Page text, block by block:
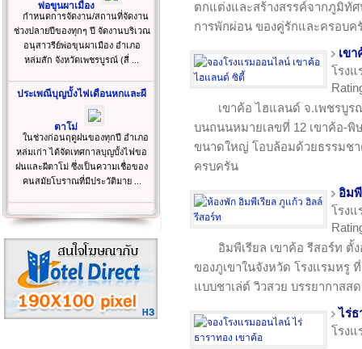
พ่อขุนผาเมือง
กำหนดการจัดงาน/สถานที่จัดงาน
ช่วงปลายปีของทุกๆ ปี จัดงานบริเวณ
อนุสาวรีย์พ่อขุนผาเมือง อำเภอ
หล่มสัก จังหวัดเพชรบูรณ์ (สี่ ...
ประเพณีบุญบั้งไฟเดือนหกและผี
ตาโม่
ในช่วงก่อนฤดูฝนของทุกปี อำเภอ
หล่มเก่า ได้จัดเทศกาลบุญบั้งไฟขอ
ฝนและผีตาโม่ ซึ่งเป็นความเชื่อของ
คนสมัยโบราณที่มีประวัติมาย ...
ตกแต่งและสร้างสรรค์จากภูมิทั
การพักผ่อน ของคู่รักและครอบค
เข
โรง
เขาค้อ ไฮแลนด์ จ.เพชรบูร
บนถนนหมายเลขที่ 12 เขาค้อ-
ขนาดใหญ่ โอบล้อมด้วยธรรมช
ครบครัน
อิม
โรง
อิมพีเรียล เขาค้อ รีสอร์ท
ของภูเขาในจังหวัด โรงแรมหรู
แบบชาเล่ต์ วิวสวย บรรยากาสส
ไร่ธ
โรง